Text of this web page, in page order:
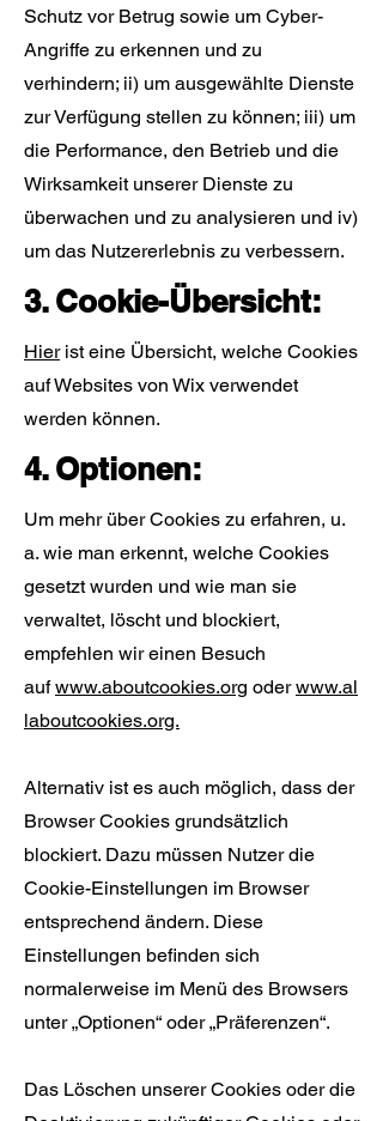
Schutz vor Betrug sowie um Cyber-
Angriffe zu erkennen und zu
verhindern; ii) um ausgewählte Dienste
zur Verfügung stellen zu können; iii) um
die Performance, den Betrieb und die
Wirksamkeit unserer Dienste zu
überwachen und zu analysieren und iv)
um das Nutzererlebnis zu verbessern.
3. Cookie-Übersicht:
Hierist eine Übersicht, welche Cookies
auf Websites von Wix verwendet
werden können.
4. Optionen:
Um mehr über Cookies zu erfahren, u.
a. wie man erkennt, welche Cookies
gesetzt wurden und wie man sie
verwaltet, löscht und blockiert,
empfehlen wir einen Besuch
aufwww.aboutcookies.org oderwww.al
laboutcookies.org.
Alternativ ist es auch möglich, dass der
Browser Cookies grundsätzlich
blockiert. Dazu müssen Nutzer die
Cookie-Einstellungen im Browser
entsprechend ändern. Diese
Einstellungen befinden sich
normalerweise im Menü des Browsers
unter „Optionen“ oder „Präferenzen“.
Das Löschen unserer Cookies oder die